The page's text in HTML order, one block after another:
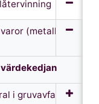
(metall
i gruvavfall